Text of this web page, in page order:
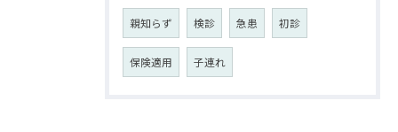
親知らず 検診 急患 初診
保険適用 子連れ